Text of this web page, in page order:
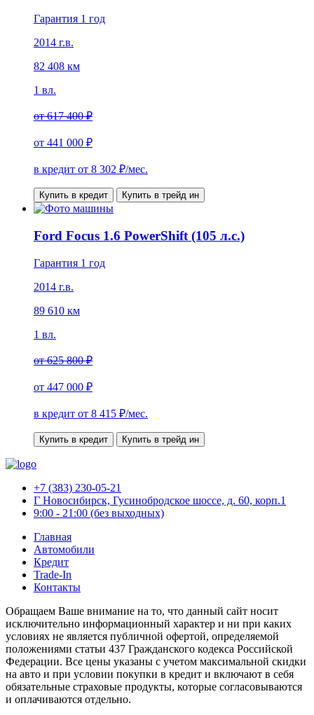
Гарантия 1 год
2014 г.в.
82 408 км
1 вл.
от617 400 ₽
от 441 000 ₽
в кредит от 8 302 ₽/мес.
Купить в кредит Купить в трейд ин
Ford Focus 1.6 PowerShift (105 л.с.)
Гарантия 1 год
2014 г.в.
89 610 км
1 вл.
от625 800 ₽
от 447 000 ₽
в кредит от 8 415 ₽/мес.
Купить в кредит Купить в трейд ин
+7 (383) 230-05-21
Г Новосибирск, Гусинобродское шоссе, д. 60, корп.1
9:00 - 21:00 (без выходных)
Главная
Автомобили
Кредит
Trade-In
Контакты
Обращаем Ваше внимание на то, что данный сайт носит
исключительно информационный характер и ни при каких
условиях не является публичной офертой, определяемой
положениями статьи 437 Гражданского кодекса Российской
Федерации. Все цены указаны с учетом максимальной скидки
на авто и при условии покупки в кредит и включают в себя
обязательные страховые продукты, которые согласовываются
и оплачиваются отдельно.